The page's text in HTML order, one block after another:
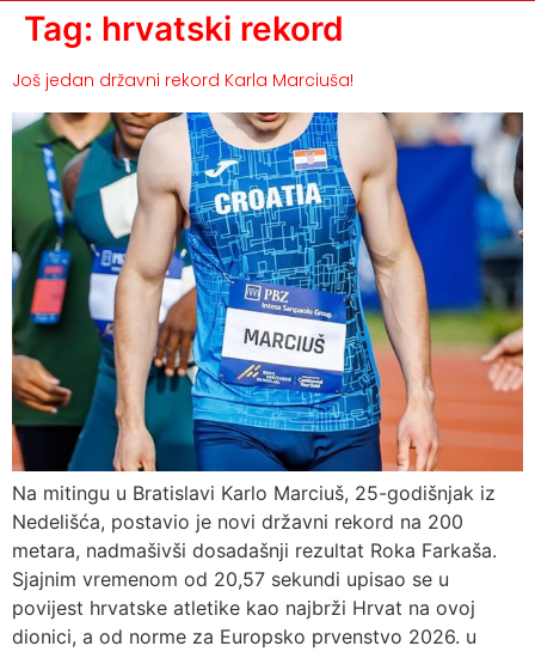
Tag: hrvatski rekord
Još jedan državni rekord Karla Marciuša!
Na mitingu u Bratislavi Karlo Marciuš, 25-godišnjak iz
Nedelišća, postavio je novi državni rekord na 200
metara, nadmašivši dosadašnji rezultat Roka Farkaša.
Sjajnim vremenom od 20,57 sekundi upisao se u
povijest hrvatske atletike kao najbrži Hrvat na ovoj
dionici, a od norme za Europsko prvenstvo 2026. u